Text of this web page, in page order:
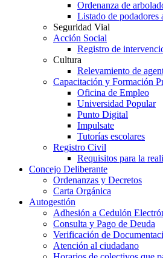
Ordenanza de
Listado de podadores
Seguridad Vial
Acción Social
Registro de
Cultura
Relevamiento de
Capacitación y Formación
Oficina de Empleo
Universidad Popular
Punto Digital
Impulsate
Tutorías escolares
Registro Civil
Requisitos para la
Concejo Deliberante
Ordenanzas y Decretos
Carta Orgánica
Autogestión
Adhesión a Cedulón
Consulta y Pago de Deuda
Verificación de
Atención al ciudadano